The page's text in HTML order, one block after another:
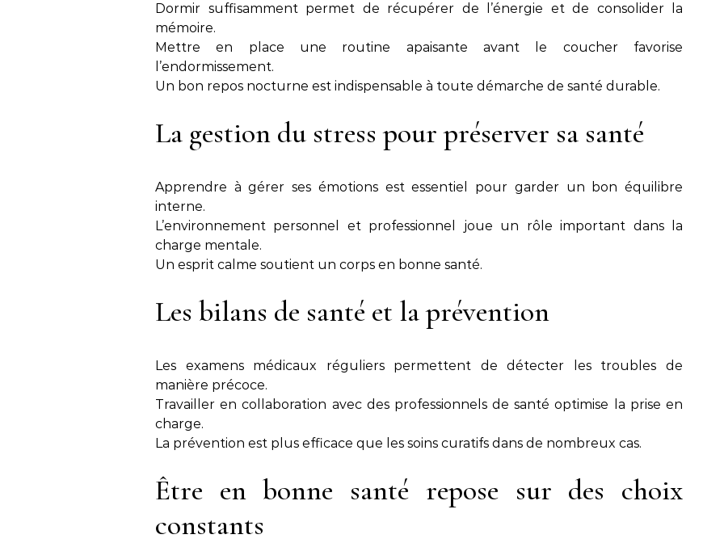
Dormir suffisamment permet de récupérer de l’énergie et de consolider la
mémoire.
Mettre en place une routine apaisante avant le coucher favorise
l’endormissement.
Un bon repos nocturne est indispensable à toute démarche de santé durable.
La gestion du stress pour préserver sa santé
Apprendre à gérer ses émotions est essentiel pour garder un bon équilibre
interne.
L’environnement personnel et professionnel joue un rôle important dans la
charge mentale.
Un esprit calme soutient un corps en bonne santé.
Les bilans de santé et la prévention
Les examens médicaux réguliers permettent de détecter les troubles de
manière précoce.
Travailler en collaboration avec des professionnels de santé optimise la prise en
charge.
La prévention est plus efficace que les soins curatifs dans de nombreux cas.
Être en bonne santé repose sur des choix
constants